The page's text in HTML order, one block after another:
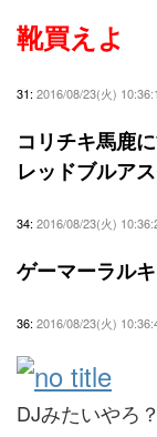
靴買えよ
31: 2016/08/23(火)
コリチキ馬鹿
レッドブルア
34: 2016/08/23(火)
ゲーマーラルキ
36: 2016/08/23(火)
DJみたいやろ？